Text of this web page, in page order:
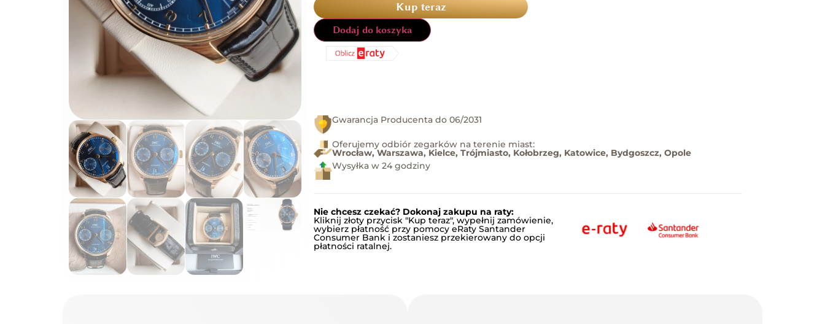
Kup teraz
Dodaj do koszyka
Gwarancja Producenta do 06/2031
Oferujemy odbiór zegarków na terenie miast:
Wrocław, Warszawa, Kielce, Trójmiasto, Kołobrzeg, Katowice, Bydgoszcz, Opole
Wysyłka w 24 godziny
Nie chcesz czekać? Dokonaj zakupu na raty:
Kliknij złoty przycisk "Kup teraz", wypełnij zamówienie,
wybierz płatność przy pomocy eRaty Santander
Consumer Bank i zostaniesz przekierowany do opcji
płatności ratalnej.